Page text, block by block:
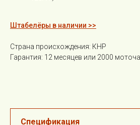
Штабелёры в наличии >>
Страна происхождения: КНР
Гарантия: 12 месяцев или 2000